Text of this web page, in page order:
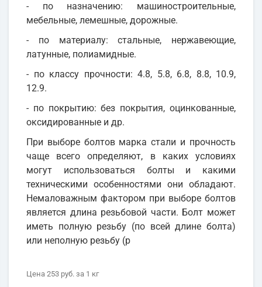
- по назначению: машиностроительные,
мебельные, лемешные, дорожные.
- по материалу: стальные, нержавеющие,
латунные, полиамидные.
- по классу прочности: 4.8, 5.8, 6.8, 8.8, 10.9,
12.9.
- по покрытию: без покрытия, оцинкованные,
оксидированные и др.
При выборе болтов марка стали и прочность
чаще всего определяют, в каких условиях
могут использоваться болты и какими
техническими особенностями они обладают.
Немаловажным фактором при выборе болтов
является длина резьбовой части. Болт может
иметь полную резьбу (по всей длине болта)
или неполную резьбу (р
Цена 253 руб. за 1 кг